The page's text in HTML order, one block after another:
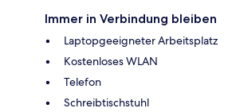
Immer in Verbindung bleiben
Laptopgeeigneter Arbeitsplatz
Kostenloses WLAN
Telefon
Schreibtischstuhl